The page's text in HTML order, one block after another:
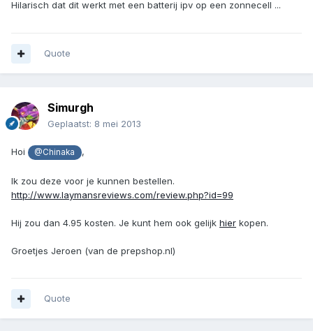
Hilarisch dat dit werkt met een batterij ipv op een zonnecell ...
Quote
Simurgh
Geplaatst: 8 mei 2013
Hoi @Chinaka ,
Ik zou deze voor je kunnen bestellen.
http://www.laymansreviews.com/review.php?id=99
Hij zou dan 4.95 kosten. Je kunt hem ook gelijk hier kopen.
Groetjes Jeroen (van de prepshop.nl)
Quote